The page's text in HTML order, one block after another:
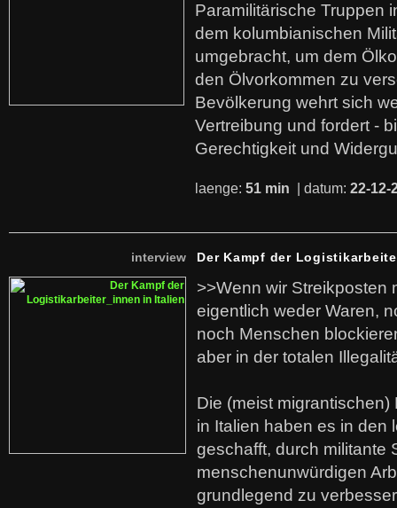
Paramilitärische Truppen
dem kolumbianischen
umgebracht, um dem
den Ölvorkommen zu
Bevölkerung wehrt sich
Vertreibung und fordert -
Gerechtigkeit und
laenge: 51 min | datum: 22-12-
interview Der Kampf der
>>Wenn wir Streikposten
eigentlich weder Waren,
noch Menschen
aber in der totalen
Die (meist
in Italien haben es in den
geschafft, durch militante
menschenunwürdigen
grundlegend zu